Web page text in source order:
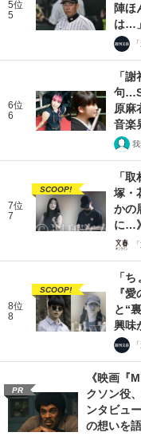
5位
5
陣ほ
は…」
6位
6
「
句
原麻
音楽
7位
7
SCOOP!
「
塚・
かの
に…》
8位
8
SCOOP!
「
『
と“
興味
PR
《映画『
クソン役
ンタビュ
の想いを